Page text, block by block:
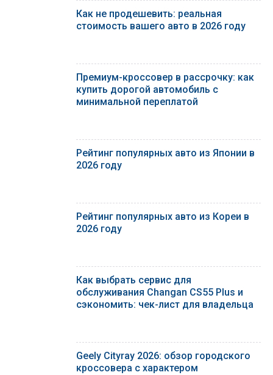
Как не продешевить: реальная
стоимость вашего авто в 2026 году
Премиум-кроссовер в рассрочку: как
купить дорогой автомобиль с
минимальной переплатой
Рейтинг популярных авто из Японии в
2026 году
Рейтинг популярных авто из Кореи в
2026 году
Как выбрать сервис для
обслуживания Changan CS55 Plus и
сэкономить: чек-лист для владельца
Geely Cityray 2026: обзор городского
кроссовера с характером